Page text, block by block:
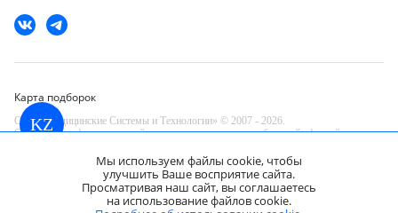
KZ
Магнитно-резонансный томограф GE
SIGNA Architect 3T
Запросить КП
Карта подборок
ООО «Медицинские Системы и Технологии» © 2007 - 2026.
Сайт носит информационный характер и не является публичной офертой.
Разработано в компании — dev
Мы используем файлы cookie, чтобы
улучшить Ваше восприятие сайта.
Просматривая наш сайт, вы соглашаетесь
на использование файлов cookie.